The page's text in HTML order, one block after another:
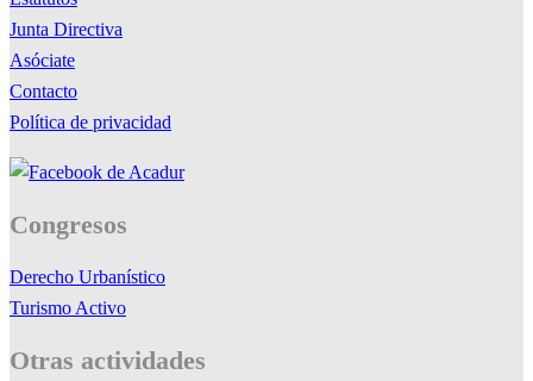
Junta Directiva
Asóciate
Contacto
Política de privacidad
Congresos
Derecho Urbanístico
Turismo Activo
Otras actividades